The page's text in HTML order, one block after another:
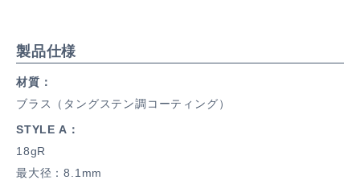
製品仕様
材質
ブラス（タングステン調コーティング）
STYLE A
18gR
最大径：8.1mm